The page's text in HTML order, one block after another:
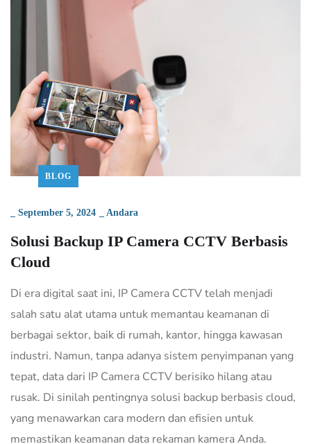
BLOG
September 5, 2024 Andara
Solusi Backup IP Camera CCTV Berbasis
Cloud
Di era digital saat ini, IP Camera CCTV telah menjadi
salah satu alat utama untuk memantau keamanan di
berbagai sektor, baik di rumah, kantor, hingga kawasan
industri. Namun, tanpa adanya sistem penyimpanan yang
tepat, data dari IP Camera CCTV berisiko hilang atau
rusak. Di sinilah pentingnya solusi backup berbasis cloud,
yang menawarkan cara modern dan efisien untuk
memastikan keamanan data rekaman kamera Anda.